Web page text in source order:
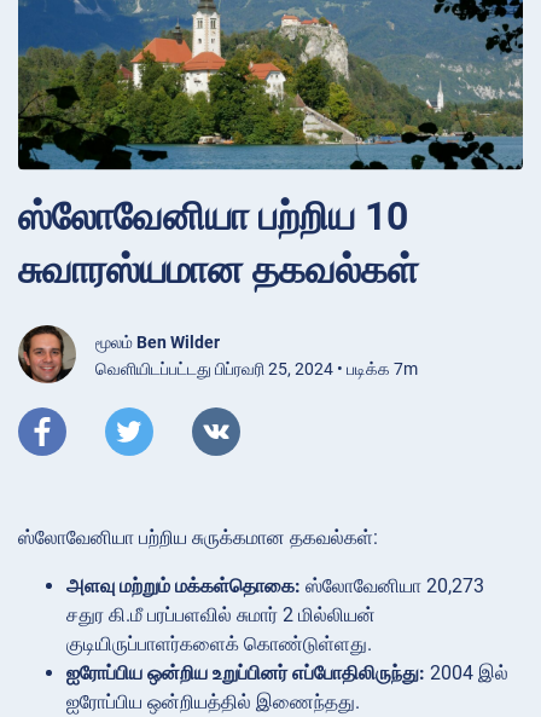
ஸ்லோவேனியா பற்றிய 10
சுவாரஸ்யமான தகவல்கள்
மூலம் Ben Wilder
வெளியிடப்பட்டது பிப்ரவரி 25, 2024 • படிக்க 7m
ஸ்லோவேனியா பற்றிய சுருக்கமான தகவல்கள்:
அளவு மற்றும் மக்கள்தொகை: ஸ்லோவேனியா 20,273
சதுர கி.மீ பரப்பளவில் சுமார் 2 மில்லியன்
குடியிருப்பாளர்களைக் கொண்டுள்ளது.
ஐரோப்பிய ஒன்றிய உறுப்பினர் எப்போதிலிருந்து: 2004 இல்
ஐரோப்பிய ஒன்றியத்தில் இணைந்தது.